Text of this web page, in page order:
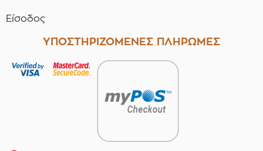
Είσοδος
ΥΠΟΣΤΗΡΙΖΟΜΕΝΕΣ ΠΛΗΡΩΜΕΣ